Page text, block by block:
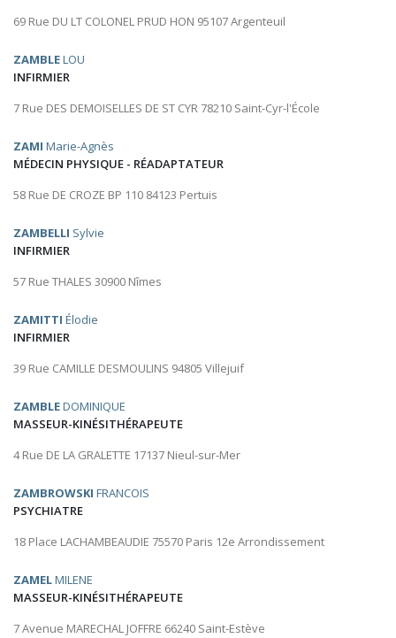
69 Rue DU LT COLONEL PRUD HON 95107 Argenteuil
ZAMBLELOU
INFIRMIER
7 Rue DES DEMOISELLES DE ST CYR 78210 Saint-Cyr-l'École
ZAMI Marie-Agnès
MÉDECIN PHYSIQUE - RÉADAPTATEUR
58 Rue DE CROZE BP 110 84123 Pertuis
ZAMBELLI Sylvie
INFIRMIER
57 Rue THALES 30900 Nîmes
ZAMITTI Élodie
INFIRMIER
39 Rue CAMILLE DESMOULINS 94805 Villejuif
ZAMBLEDOMINIQUE
MASSEUR-KINÉSITHÉRAPEUTE
4 Rue DE LA GRALETTE 17137 Nieul-sur-Mer
ZAMBROWSKI FRANCOIS
PSYCHIATRE
18 Place LACHAMBEAUDIE 75570 Paris 12e Arrondissement
ZAMELMILENE
MASSEUR-KINÉSITHÉRAPEUTE
7 Avenue MARECHAL JOFFRE 66240 Saint-Estève